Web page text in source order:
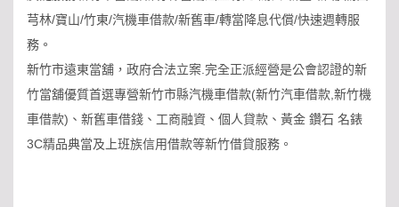
芎林/寶山/竹東/汽機車借款/新舊車/轉當降息代償/快速週轉服
務。
新竹市遠東當舖，政府合法立案.完全正派經營是公會認證的新
竹當舖優質首選專營新竹市縣汽機車借款(新竹汽車借款,新竹機
車借款)、新舊車借錢、工商融資、個人貸款、黃金 鑽石 名錶
3C精品典當及上班族信用借款等新竹借貸服務。